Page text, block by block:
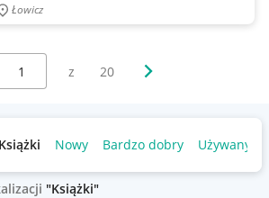
Łowicz
stronę:
z 20 Następna strona
Nowy Bardzo dobry Używany
"Książki"